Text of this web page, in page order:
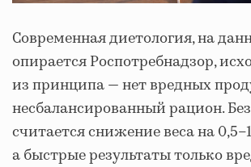
Современная диетология, на
опирается Роспотребнадзор,
из принципа — нет вредных
несбалансированный рацион.
считается снижение веса на
а быстрые результаты только